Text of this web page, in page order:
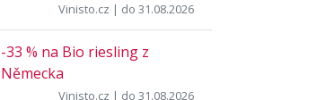
Vinisto.cz | do 31.08.2026
-33 % na Bio riesling z
Německa
Vinisto.cz | do 31.08.2026